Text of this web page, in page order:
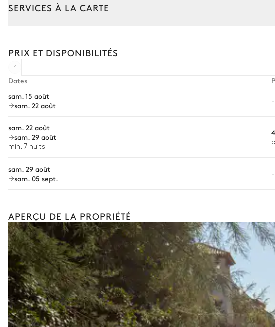
Chauffée · Au chlore
Jardin
Mediterranéen
Ponton
SERVICES À LA CARTE
Chef à domicile
Bien-être à domicile
Babysitter
Location de vélo
Visites guidées et excursions
Visites gastronomiques
Les services et expériences proposés peuvent varier selon la saison, la
PRIX ET DISPONIBILITÉS
Dates
sam. 15 août
sam. 22 août
-
sam. 22 août
sam. 29 août
min. 7 nuits
sam. 29 août
sam. 05 sept.
-
APERÇU DE LA PROPRIÉTÉ